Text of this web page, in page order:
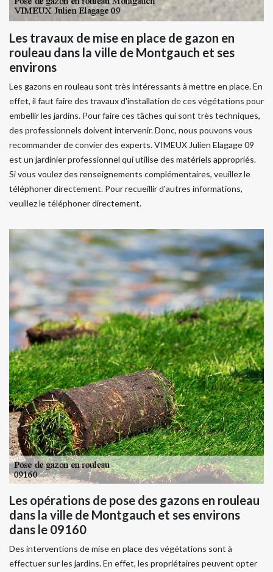
Les travaux de mise en place de gazon en
rouleau dans la ville de Montgauch et ses
environs
Les gazons en rouleau sont très intéressants à mettre en place. En
effet, il faut faire des travaux d'installation de ces végétations pour
embellir les jardins. Pour faire ces tâches qui sont très techniques,
des professionnels doivent intervenir. Donc, nous pouvons vous
recommander de convier des experts. VIMEUX Julien Elagage 09
est un jardinier professionnel qui utilise des matériels appropriés.
Si vous voulez des renseignements complémentaires, veuillez le
téléphoner directement. Pour recueillir d'autres informations,
veuillez le téléphoner directement.
Les opérations de pose des gazons en rouleau
dans la ville de Montgauch et ses environs
dans le 09160
Des interventions de mise en place des végétations sont à
effectuer sur les jardins. En effet, les propriétaires peuvent opter